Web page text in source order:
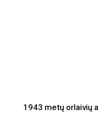
1943 metų orlaivių